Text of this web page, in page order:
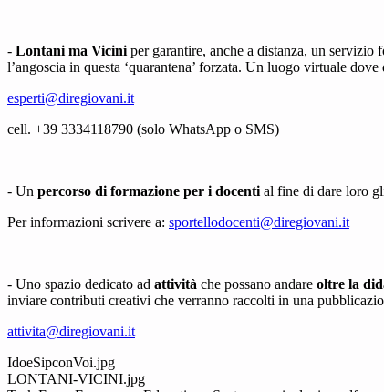
- Lontani ma Vicini per garantire, anche a distanza, un
l’angoscia in questa ‘quarantena’ forzata. Un luogo virtuale
esperti@diregiovani.it
cell. +39 3334118790 (solo WhatsApp o SMS)
- Un percorso di formazione per i docenti al fine di dare loro
Per informazioni scrivere a: sportellodocenti@diregiovani.it
- Uno spazio dedicato ad attività che possano andare oltre la
inviare contributi creativi che verranno raccolti in una
attivita@diregiovani.it
IdoeSipconVoi.jpg
LONTANI-VICINI.jpg